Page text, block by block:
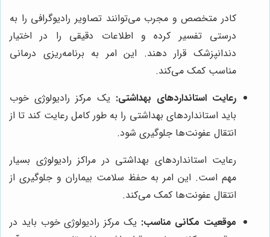
کادر متخصص و مجرب می‌توانند تصاویر رادیوگرافی را به
درستی تفسیر کرده و اطلاعات دقیقی را در اختیار
دندانپزشک قرار دهند. این امر به برنامه‌ریزی درمانی
مناسب کمک می‌کند.
رعایت استانداردهای بهداشتی: یک مرکز رادیولوژی خوب
باید استانداردهای بهداشتی را به طور کامل رعایت کند تا از
انتقال عفونت‌ها جلوگیری شود.
رعایت استانداردهای بهداشتی در مراکز رادیولوژی بسیار
مهم است. این امر به حفظ سلامت بیماران و جلوگیری از
انتقال عفونت‌ها کمک می‌کند.
موقعیت مکانی مناسب: یک مرکز رادیولوژی خوب باید در